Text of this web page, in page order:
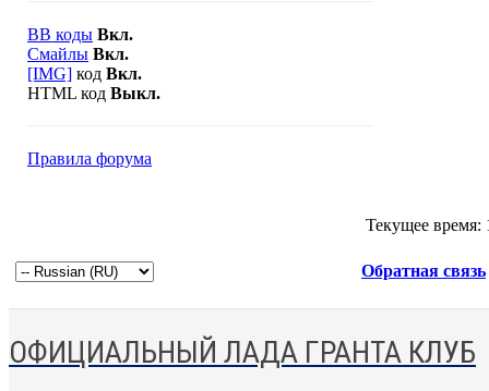
BB коды Вкл.
Смайлы Вкл.
[IMG] код Вкл.
HTML код Выкл.
Правила форума
Текущее время:
Обратная связь
ОФИЦИАЛЬНЫЙ ЛАДА ГРАНТА КЛУБ